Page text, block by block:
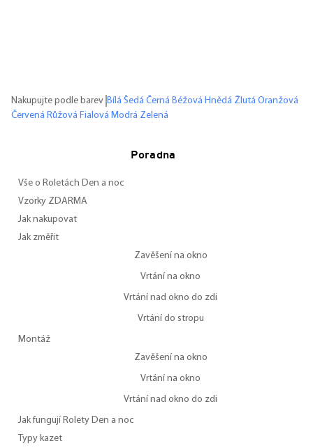
Nakupujte podle barev Bílá Šedá Černá Béžová Hnědá Žlutá Oranžová
Červená Růžová Fialová Modrá Zelená
Poradna
Vše o Roletách Den a noc
Vzorky ZDARMA
Jak nakupovat
Jak změřit
Zavěšení na okno
Vrtání na okno
Vrtání nad okno do zdi
Vrtání do stropu
Montáž
Zavěšení na okno
Vrtání na okno
Vrtání nad okno do zdi
Jak fungují Rolety Den a noc
Typy kazet